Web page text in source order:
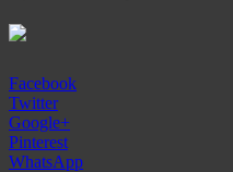
Facebook
Twitter
Google+
Pinterest
WhatsApp